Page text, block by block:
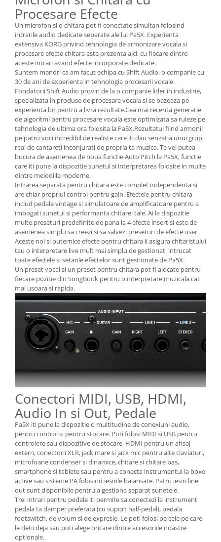
Procesare Efecte
Un microfon si o chitara pot fi conectate simultan folosind
intrarile audio dedicate separate ale lui Pa5X. Experienta
extensiva KORG privind tehnologia de armonizare vocala si
procesare efecte chitara este prezenta aici, cu fiecare dintre
aceste intrari avand efecte incorporate dedicate.
Suntem mandri ca am facut echipa cu Shift Audio, o companie cu
30 de ani de experienta in tehnologia procesarii vocale.
Fondatorii Shift Audio provin de la o companie lider in industrie,
specializata in produse de procesare vocala si se bazeaza pe
experienta lor pentru a livra rezultate.Cea mai recenta generatie
de algoritmi pentru procesare vocala este optimizata sa ruleze pe
tehnologia de ultima ora folosita la Pa5X.Rezultatul fiind armonii
pe patru voci incredibil de realiste care iti dau senzatia unui grup
real de cantareti inconjurati de propria ta muzica. Te vei putea
bucura de asemenea de noua functie Auto Pitch la Pa5X, functie
care iti pune la dispozitie sunetul si interpretarea folosite in multe
dintre melodiile moderne.
Intrarea separata pentru chitara este complet independenta si
are chiar propriul control pentru gain. Efectele pentru chitara
includ pedale vintage si simulatoare de amplificatoare pentru a
imbogati sunetul si performanta chitarei tale. Ai la dispozitie
multe preseturi predefinite de pana la 4 efecte insert si este de
asemenea simplu sa creezi si sa salvezi preseturi de efecte user.
Aceste noi si puternice efecte pentru chitara ii asigura chitaristului
tau o interpretare live mult mai simplu de gestionat, intrucat
toate efectele si setarile efectelor sunt gestionate de Pa5X.
Un preset vocal si un preset pentru chitara pot fi alocate pentru
fiecare pozitie din SongBook pentru o interpretare muzicala cat
mai usoara si rapida.
Conectori MIDI, USB, HDMI,
Audio In si Out, Pedale
Pa5X iti pune la dispozitie o multitudine de conexiuni audio,
pentru control si pentru stocare. Poti folosi MIDI si USB pentru
controlere sau dispozitive de stocare, HDMI pentru un afisaj
extern, conectorii XLR, jack mare si jack mic pentru alte claviaturi,
microfoane condenser si dinamice, chitare si chitare bas,
smartphone si tablete sau pentru a conecta instrumentul la boxe
active sau sisteme PA folosind iesirile balansate. Patru iesiri line
out sunt disponibile pentru a gestiona separat sunetele.
Trei intrari pentru pedale iti permite sa conectezi la instrument
pedala ta damper preferata (cu suport half-pedal), pedala
footswitch, de volum si de expresie. Le poti folosi pe cele pe care
le detii deja sau poti alege oricare dintre accesoriile noastre
optionale.